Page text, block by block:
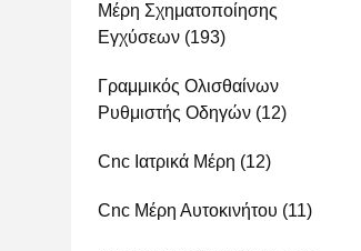
Μέρη Σχηματοποίησης
Εγχύσεων (193)
Γραμμικός Ολισθαίνων
Ρυθμιστής Οδηγών (12)
Cnc Ιατρικά Μέρη (12)
Cnc Μέρη Αυτοκινήτου (11)